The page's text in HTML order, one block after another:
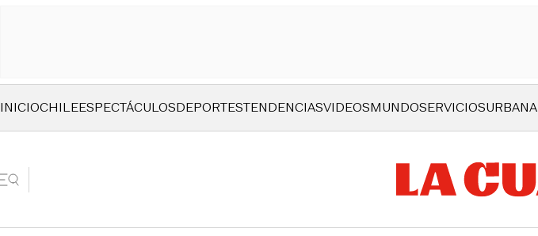
INICIOCHILEESPECTÁCULOSDEPORTESTENDENCIASVIDEOSMUNDOSERVICIOSURBANA